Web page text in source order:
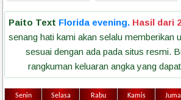
Paito Text Florida evening. Hasil dari
senang hati kami akan selalu memberikan
sesuai dengan ada pada situs resmi.
rangkuman keluaran angka yang
Senin Selasa Rabu Kamis